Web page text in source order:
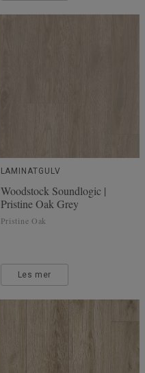
LAMINATGULV
Woodstock Soundlogic |
Pristine Oak Grey
Pristine Oak
Les mer